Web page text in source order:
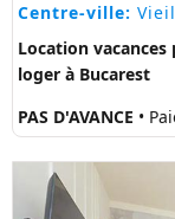
Centre-ville:
Location
loger à Bucarest
PAS D'AVANCE •